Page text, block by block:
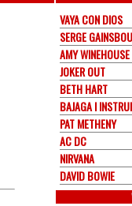
VAYA CON DIOS
SERGE
AMY WINEHOUSE
JOKER OUT
BETH HART
BAJAGA I
PAT METHENY
AC DC
NIRVANA
DAVID BOWIE